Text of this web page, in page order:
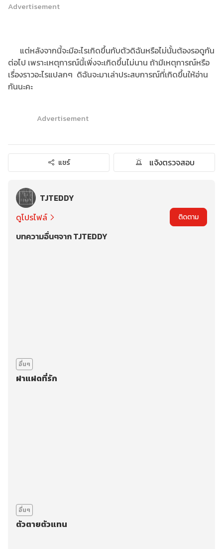
Advertisement
แต่หลังจากนี้จะมีอะไรเกิดขึ้นกับตัวดิฉันหรือไม่นั้นต้องรอดูกัน
ต่อไป เพราะเหตุการณ์นี้เพิ่งจะเกิดขึ้นไม่นาน ถ้ามีเหตุการณ์หรือ
เรื่องราวอะไรแปลกๆ ดิฉันจะมาเล่าประสบการณ์ที่เกิดขึ้นให้อ่าน
กันนะคะ
Advertisement
แชร์ แจ้งตรวจสอบ
TJTEDDY
ดูโปรไฟล์
ติดตาม
บทความอื่นๆจาก TJTEDDY
อื่นๆ
ฝาแฝดที่รัก
อื่นๆ
ตัวตายตัวแทน